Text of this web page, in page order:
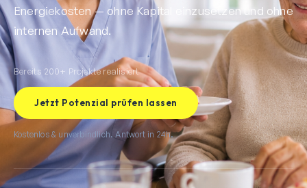
Energiekosten — ohne Kapital einzusetzen und ohne
internen Aufwand.
Bereits 200+ Projekte realisiert
Jetzt Potenzial prüfen lassen
Kostenlos & unverbindlich. Antwort in 24h.